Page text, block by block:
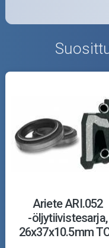
Ariete ARI.052
-öljytiivistesarja,
26x37x10.5mm